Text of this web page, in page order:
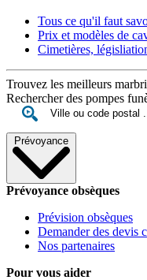
Tous ce qu'il faut
Prix et modèles de
Cimetières,
Trouvez les meilleurs
Rechercher des pompes
Prévoyance
Prévoyance obsèques
Prévision obsèques
Demander des devis
Nos partenaires
Pour vous aider